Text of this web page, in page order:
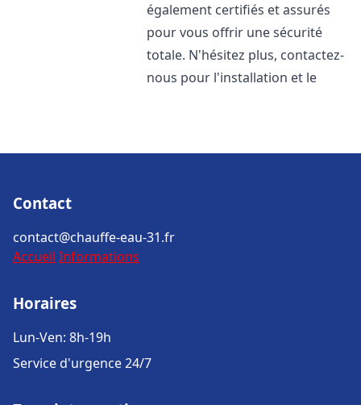
également certifiés et assurés
pour vous offrir une sécurité
totale. N'hésitez plus, contactez-
nous pour l'installation et le
Contact
contact@chauffe-eau-31.fr
Accueil Informations
Horaires
Lun-Ven: 8h-19h
Service d'urgence 24/7